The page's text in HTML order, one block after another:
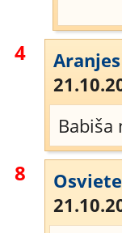
4
Aranjes
Babiša
8